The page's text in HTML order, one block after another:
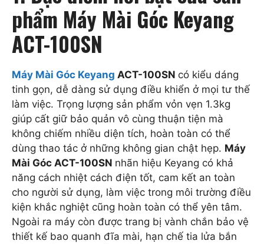
phẩm Máy Mài Góc Keyang
ACT-100SN
Máy Mài Góc Keyang ACT-100SN có kiểu dáng
tinh gọn, dễ dàng sử dụng điều khiển ở mọi tư thế
làm việc. Trọng lượng sản phẩm vỏn vẹn 1.3kg
giúp cất giữ bảo quản vô cùng thuận tiện mà
không chiếm nhiều diện tích, hoàn toàn có thể
dùng thao tác ở những không gian chật hẹp. Máy
Mài Góc ACT-100SN nhãn hiệu Keyang có khả
năng cách nhiệt cách điện tốt, cam kết an toàn
cho người sử dụng, làm việc trong môi trường điều
kiện khắc nghiệt cũng hoàn toàn có thể yên tâm.
Ngoài ra máy còn được trang bị vành chắn bảo vệ
thiết kế bao quanh đĩa mài, hạn chế tia lửa bắn